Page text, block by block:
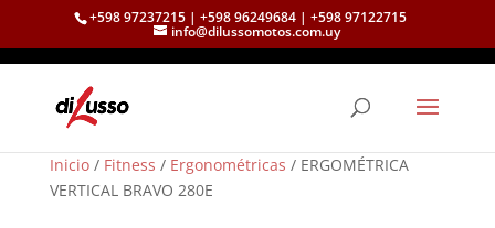
+598 97237215 | +598 96249684 | +598 97122715
info@dilussomotos.com.uy
Inicio/ Fitness / Ergonométricas / ERGOMÉTRICA
VERTICAL BRAVO 280E